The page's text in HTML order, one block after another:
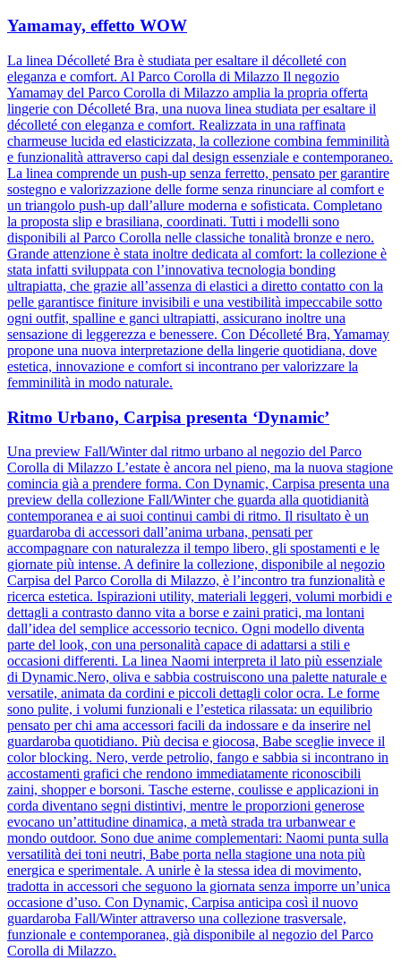
Yamamay, effetto WOW
La linea Décolleté Bra è studiata per esaltare il décolleté con
eleganza e comfort. Al Parco Corolla di Milazzo Il negozio
Yamamay del Parco Corolla di Milazzo amplia la propria offerta
lingerie con Décolleté Bra, una nuova linea studiata per esaltare il
décolleté con eleganza e comfort. Realizzata in una raffinata
charmeuse lucida ed elasticizzata, la collezione combina femminilità
e funzionalità attraverso capi dal design essenziale e contemporaneo.
La linea comprende un push-up senza ferretto, pensato per garantire
sostegno e valorizzazione delle forme senza rinunciare al comfort e
un triangolo push-up dall’allure moderna e sofisticata. Completano
la proposta slip e brasiliana, coordinati. Tutti i modelli sono
disponibili al Parco Corolla nelle classiche tonalità bronze e nero.
Grande attenzione è stata inoltre dedicata al comfort: la collezione è
stata infatti sviluppata con l’innovativa tecnologia bonding
ultrapiatta, che grazie all’assenza di elastici a diretto contatto con la
pelle garantisce finiture invisibili e una vestibilità impeccabile sotto
ogni outfit, spalline e ganci ultrapiatti, assicurano inoltre una
sensazione di leggerezza e benessere. Con Décolleté Bra, Yamamay
propone una nuova interpretazione della lingerie quotidiana, dove
estetica, innovazione e comfort si incontrano per valorizzare la
femminilità in modo naturale.
Ritmo Urbano, Carpisa presenta ‘Dynamic’
Una preview Fall/Winter dal ritmo urbano al negozio del Parco
Corolla di Milazzo L’estate è ancora nel pieno, ma la nuova stagione
comincia già a prendere forma. Con Dynamic, Carpisa presenta una
preview della collezione Fall/Winter che guarda alla quotidianità
contemporanea e ai suoi continui cambi di ritmo. Il risultato è un
guardaroba di accessori dall’anima urbana, pensati per
accompagnare con naturalezza il tempo libero, gli spostamenti e le
giornate più intense. A definire la collezione, disponibile al negozio
Carpisa del Parco Corolla di Milazzo, è l’incontro tra funzionalità e
ricerca estetica. Ispirazioni utility, materiali leggeri, volumi morbidi e
dettagli a contrasto danno vita a borse e zaini pratici, ma lontani
dall’idea del semplice accessorio tecnico. Ogni modello diventa
parte del look, con una personalità capace di adattarsi a stili e
occasioni differenti. La linea Naomi interpreta il lato più essenziale
di Dynamic.Nero, oliva e sabbia costruiscono una palette naturale e
versatile, animata da cordini e piccoli dettagli color ocra. Le forme
sono pulite, i volumi funzionali e l’estetica rilassata: un equilibrio
pensato per chi ama accessori facili da indossare e da inserire nel
guardaroba quotidiano. Più decisa e giocosa, Babe sceglie invece il
color blocking. Nero, verde petrolio, fango e sabbia si incontrano in
accostamenti grafici che rendono immediatamente riconoscibili
zaini, shopper e borsoni. Tasche esterne, coulisse e applicazioni in
corda diventano segni distintivi, mentre le proporzioni generose
evocano un’attitudine dinamica, a metà strada tra urbanwear e
mondo outdoor. Sono due anime complementari: Naomi punta sulla
versatilità dei toni neutri, Babe porta nella stagione una nota più
energica e sperimentale. A unirle è la stessa idea di movimento,
tradotta in accessori che seguono la giornata senza imporre un’unica
occasione d’uso. Con Dynamic, Carpisa anticipa così il nuovo
guardaroba Fall/Winter attraverso una collezione trasversale,
funzionale e contemporanea, già disponibile al negozio del Parco
Corolla di Milazzo.